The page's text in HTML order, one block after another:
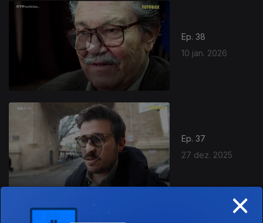
Ep. 38
10 jan. 2026
Ep. 37
27 dez. 2025
898644
×